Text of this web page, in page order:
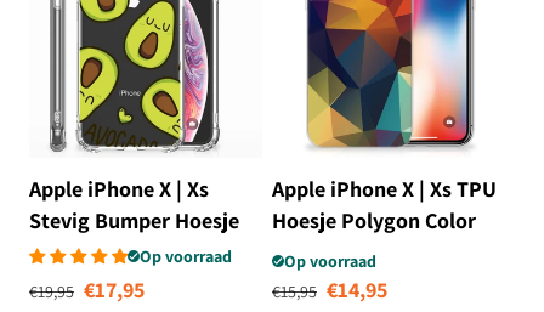
Apple iPhone X | Xs
Stevig Bumper Hoesje
Avocado SingingOp voorraad
Normale prijs
€19,95 Aanbiedingsprijs
€17,95
Apple iPhone X | Xs TPU
Hoesje Polygon Color
Op voorraad
Normale prijs
€15,95 €14,95